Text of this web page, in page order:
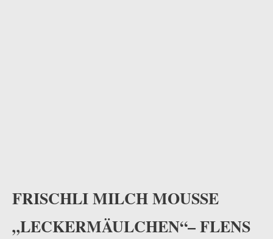
FRISCHLI MILCH MOUSSE
„LECKERMÄULCHEN“– FLENS